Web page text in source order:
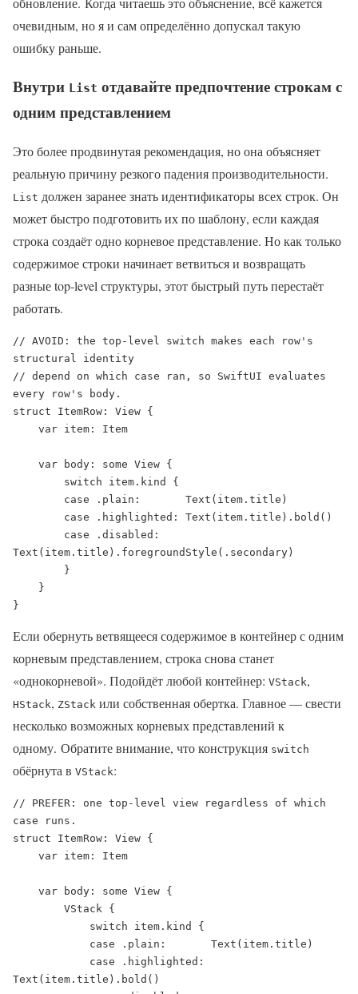
очевидным, но я и сам определённо допускал такую
ошибку раньше.
Внутри List отдавайте предпочтение строкам с
одним представлением
Это более продвинутая рекомендация, но она объясняет
реальную причину резкого падения производительности.
List должен заранее знать идентификаторы всех строк. Он
может быстро подготовить их по шаблону, если каждая
строка создаёт одно корневое представление. Но как только
содержимое строки начинает ветвиться и возвращать
разные top-level структуры, этот быстрый путь перестаёт
работать.
// AVOID: the top-level switch makes each row's
structural identity
// depend on which case ran, so SwiftUI evaluates
every row's body.
struct ItemRow: View {
Text(item.title).foregroundStyle(.secondary)
}
Если обернуть ветвящееся содержимое в контейнер с одним
корневым представлением, строка снова станет
«однокорневой». Подойдёт любой контейнер: VStack,
HStack, ZStack или собственная обертка. Главное — свести
несколько возможных корневых представлений к
одному. Обратите внимание, что конструкция switch
обёрнута в VStack:
// PREFER: one top-level view regardless of which
case runs.
struct ItemRow: View {
Text(item.title).bold()